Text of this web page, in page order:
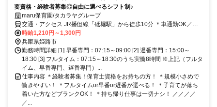
要資格・経験者募集◎自由に選べるシフト制♪
maru保育園/タカラヤグループ
交通・アクセス JR播但線「砥堀駅」から徒歩10分 ＊車通勤OK／バ
イク通勤OK／自転車通勤OK ＊転勤なし ＊U・Iターン歓迎
時給1,210円～1,300円
兵庫県姫路市
勤務時間詳細 [1] 早番専門：07:15～09:00 [2] 遅番専門：15:00～
18:30 [3] フルタイム：07:15～18:30のうち実働8時間 ※上記（フルタ
イム、早番専門、遅番専門）...
仕事内容 ＊経験者募集！保育士資格をお持ちの方！ ＊規模小さめで
働きやすい！ ＊フルタイムor早番or遅番が選べる！ ＊子育てが落ち
着いた方などブランクOK！ ＊持ち帰り仕事は一切ナシ！ ／／／／
／...